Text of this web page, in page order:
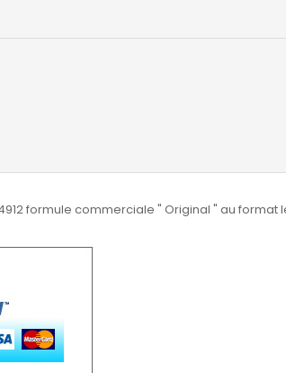
formule commerciale " Original " au